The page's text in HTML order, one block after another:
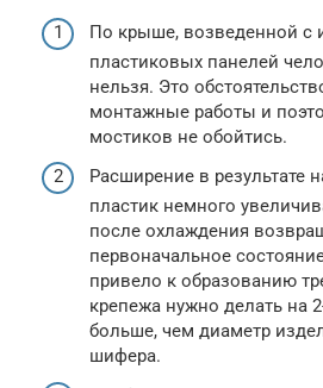
По крыше, возведенной с
пластиковых панелей
нельзя. Это
монтажные работы и
мостиков не обойтись.
Расширение в результате
пластик немного
после охлаждения
первоначальное
привело к образованию
крепежа нужно делать на
больше, чем диаметр
шифера.